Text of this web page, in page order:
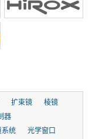
扩束镜
棱镜
器
系统
光学窗口